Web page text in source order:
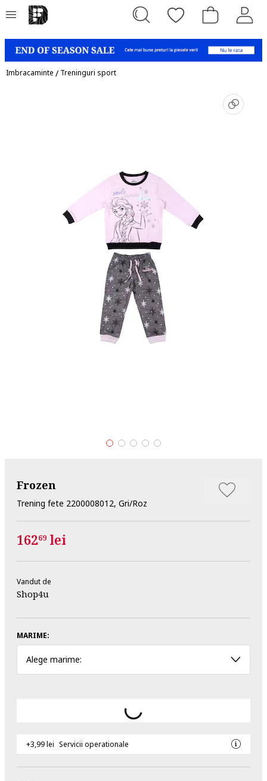
Imbracaminte / Treninguri sport
Frozen
Trening fete 2200008012, Gri/Roz
16269 lei
Vandut de
Shop4u
MARIME:
Alege marime:
+3,99 lei Servicii operationale